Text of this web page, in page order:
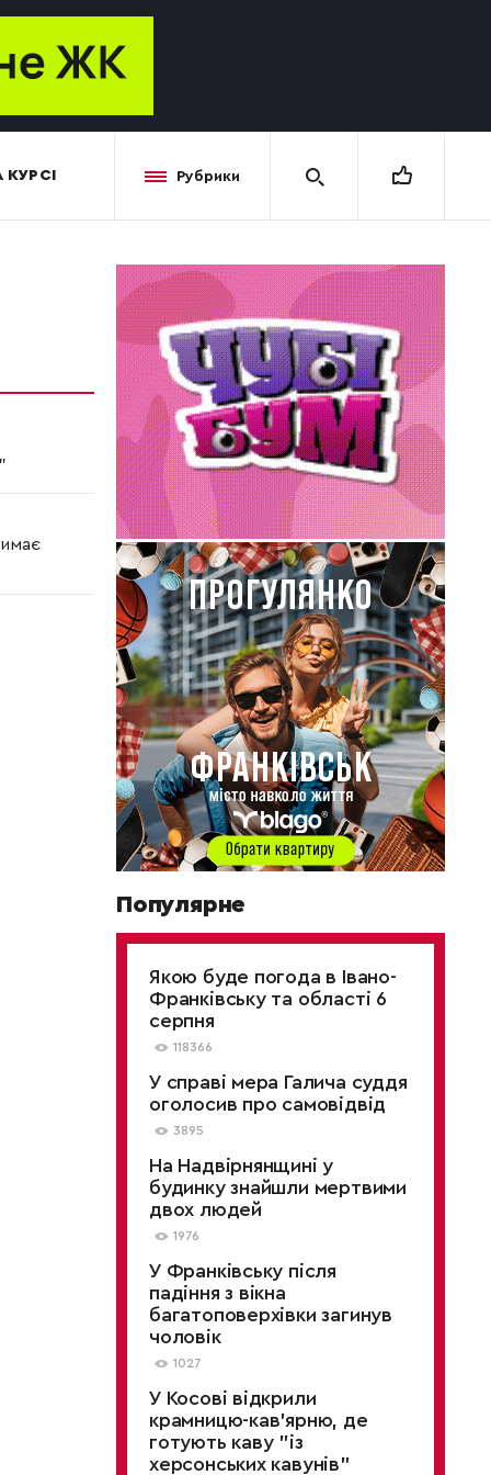
Рубрики
Популярне
Якою буде погода в Івано-
Франківську та області 6
серпня
118366
У справі мера Галича суддя
оголосив про самовідвід
3895
На Надвірнянщині у
будинку знайшли мертвими
двох людей
1976
У Франківську після
падіння з вікна
багатоповерхівки загинув
чоловік
1027
У Косові відкрили
крамницю-кав'ярню, де
готують каву "із
херсонських кавунів"